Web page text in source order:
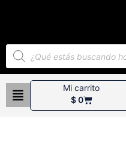
Mi carrito
$0